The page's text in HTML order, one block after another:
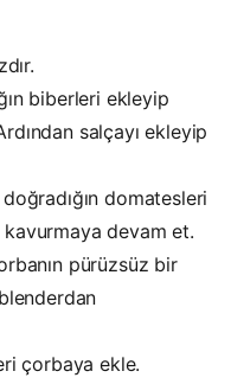
biberleri ekleyip
salçayı ekleyip
domatesleri
devam et.
pürüzsüz bir
çorbaya ekle.